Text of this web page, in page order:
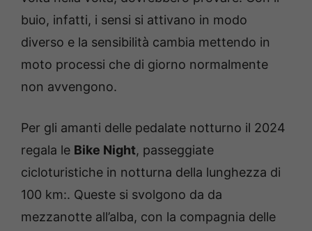
buio, infatti, i sensi si attivano in modo
diverso e la sensibilità cambia mettendo in
moto processi che di giorno normalmente
non avvengono.
Per gli amanti delle pedalate notturno il 2024
regala le Bike Night, passeggiate
cicloturistiche in notturna della lunghezza di
100 km:. Queste si svolgono da da
mezzanotte all’alba, con la compagnia delle